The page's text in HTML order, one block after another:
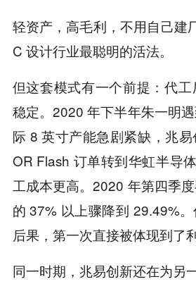
轻资产，高毛利，不用自己建
C 设计行业最聪明的活法。
但这套模式有一个前提：代
稳定。2020 年下半年朱一明
际 8 英寸产能急剧紧缺，兆
OR Flash 订单转到华虹半导
工成本更高。2020 年第四季
的 37% 以上骤降到 29.49%
后果，第一次直接被体现到了
同一时期，兆易创新还在为另